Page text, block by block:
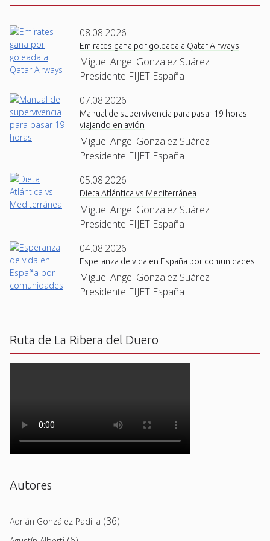
08.08.2026
Emirates gana por goleada a Qatar Airways
Miguel Angel Gonzalez Suárez ·
Presidente FIJET España
07.08.2026
Manual de supervivencia para pasar 19 horas
viajando en avión
Miguel Angel Gonzalez Suárez ·
Presidente FIJET España
05.08.2026
Dieta Atlántica vs Mediterránea
Miguel Angel Gonzalez Suárez ·
Presidente FIJET España
04.08.2026
Esperanza de vida en España por comunidades
Miguel Angel Gonzalez Suárez ·
Presidente FIJET España
Ruta de La Ribera del Duero
Autores
Adrián González Padilla (36)